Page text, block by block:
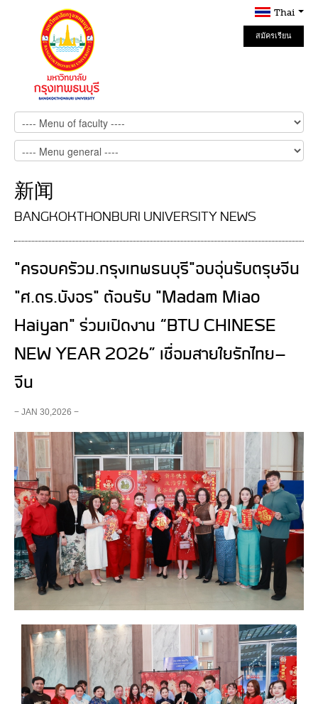
Thai
สมัครเรียน
Online
新闻
BANGKOKTHONBURI UNIVERSITY NEWS
"ครอบครัวม.กรุงเทพธนบุรี"อบอุ่นรับตรุษจีน
"ศ.ดร.บังอร" ต้อนรับ "Madam Miao
Haiyan" ร่วมเปิดงาน “BTU CHINESE
NEW YEAR 2026” เชื่อมสายใยรักไทย–
จีน
− JAN 30,2026 −